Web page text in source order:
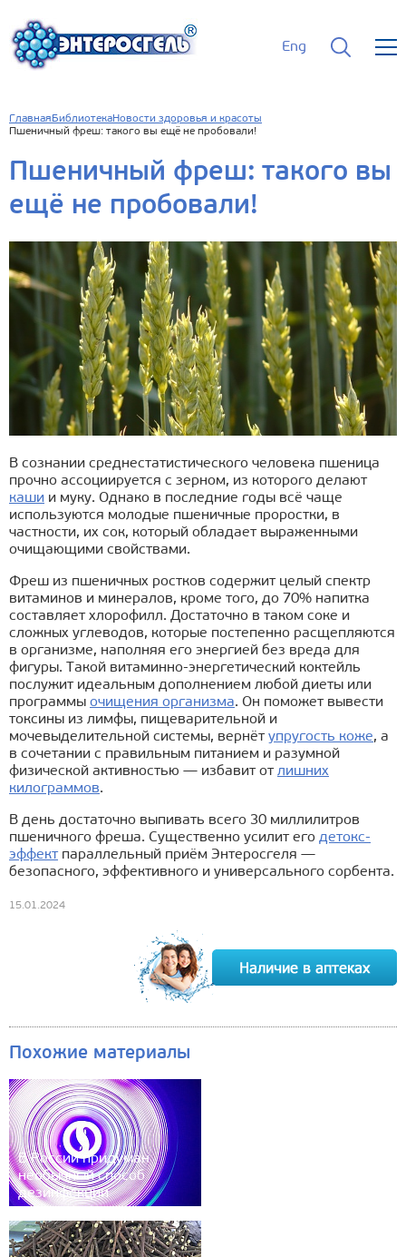
Eng
Главная БиблиотекаНовости здоровья и красоты
Пшеничный фреш: такого вы ещё не пробовали!
Пшеничный фреш: такого вы
ещё не пробовали!
В сознании среднестатистического человека пшеница
прочно ассоциируется с зерном, из которого делают
каши и муку. Однако в последние годы всё чаще
используются молодые пшеничные проростки, в
частности, их сок, который обладает выраженными
очищающими свойствами.
Фреш из пшеничных ростков содержит целый спектр
витаминов и минералов, кроме того, до 70% напитка
составляет хлорофилл. Достаточно в таком соке и
сложных углеводов, которые постепенно расщепляются
в организме, наполняя его энергией без вреда для
фигуры. Такой витаминно-энергетический коктейль
послужит идеальным дополнением любой диеты или
программы очищения организма. Он поможет вывести
токсины из лимфы, пищеварительной и
мочевыделительной системы, вернётупругость коже, а
в сочетании с правильным питанием и разумной
физической активностью — избавит отлишних
килограммов.
В день достаточно выпивать всего 30 миллилитров
пшеничного фреша. Существенно усилит его детокс-
эффектпараллельный приём Энтеросгеля —
безопасного, эффективного и универсального сорбента.
15.01.2024
Похожие материалы
В России придуман
необычный способ
дезинфекции